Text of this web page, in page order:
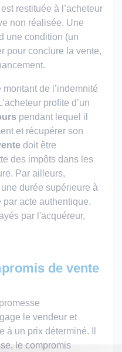
restituée à l’acheteur
non réalisée. Une
une condition (un
pour conclure la vente,
montant de l’indemnité
profite d’un
pendant lequel il
et récupérer son
doit être
des impôts dans les
Par ailleurs,
durée supérieure à
acte authentique.
par l'acquéreur,
de vente
le vendeur et
à un prix déterminé. Il
le compromis